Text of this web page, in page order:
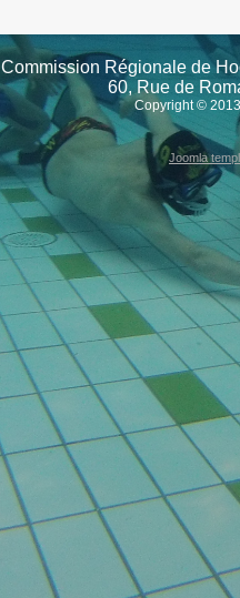
Commission Régionale de
60, Rue de
Copyright ©
Joomla